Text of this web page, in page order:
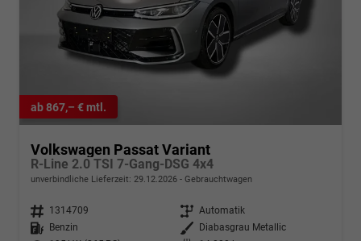
ab 867,– € mtl.
Volkswagen Passat Variant
R-Line 2.0 TSI 7-Gang-DSG 4x4
unverbindliche Lieferzeit: 29.12.2026 Gebrauchtwagen
Fahrzeugnr. 1314709 Getriebe Automatik
Kraftstoff
Benzin Außenfarbe
Diabasgrau Metallic